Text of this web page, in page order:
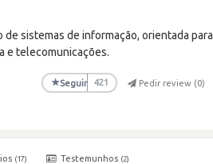
sistemas de informação, orientada para
e telecomunicações.
★Seguir 421 Pedir review (0)
(17) Testemunhos (2)